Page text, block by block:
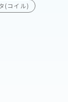
(コイル)